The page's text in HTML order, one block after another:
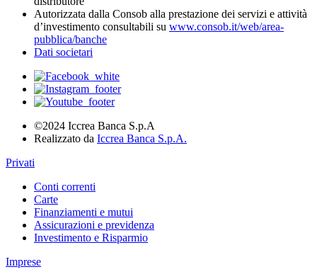
Autorizzata dalla Consob alla prestazione dei servizi e attività
d’investimento consultabili su www.consob.it/web/area-
pubblica/banche
Dati societari
©2024 Iccrea Banca S.p.A
Realizzato da Iccrea Banca S.p.A.
Privati
Conti correnti
Carte
Finanziamenti e mutui
Assicurazioni e previdenza
Investimento e Risparmio
Imprese